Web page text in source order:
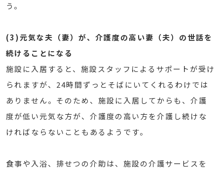
う。
(3)元気な夫（妻）が、介護度の高い妻（夫）の世話を
続けることになる
施設に入居すると、施設スタッフによるサポートが受け
られますが、24時間ずっとそばにいてくれるわけでは
ありません。そのため、施設に入居してからも、介護
度が低い元気な方が、介護度の高い方を介護し続けな
ければならないこともあるようです。
食事や入浴、排せつの介助は、施設の介護サービスを